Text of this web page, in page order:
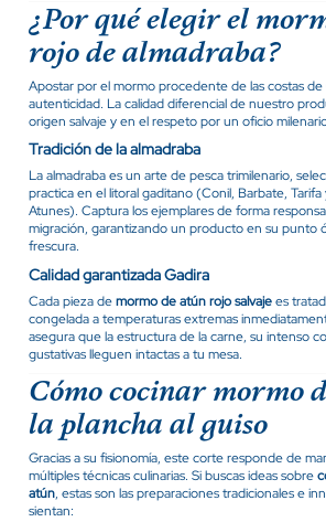
¿Por qué elegir el
rojo de almadraba?
Apostar por el mormo procedente de las costas de
autenticidad. La calidad diferencial de nuestro
origen salvaje y en el respeto por un oficio
Tradición de la almadraba
La almadraba es un arte de pesca trimilenario,
practica en el litoral gaditano (Conil, Barbate, Tarifa
Atunes). Captura los ejemplares de forma
migración, garantizando un producto en su punto
frescura.
Calidad garantizada Gadira
Cada pieza demormo de atún rojo salvajees
congelada a temperaturas extremas
asegura que la estructura de la carne, su intenso
gustativas lleguen intactas a tu mesa.
Cómo cocinar mormo
la plancha al guiso
Gracias a su fisionomía, este corte responde de
múltiples técnicas culinarias. Si buscas ideas sobre
atún, estas son las preparaciones tradicionales e
sientan: